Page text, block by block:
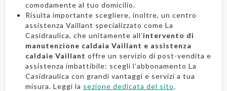
comodamente al tuo domicilio.
Risulta importante scegliere, inoltre, un centro
assistenza Vaillant specializzato come La
Casidraulica, che unitamente all’intervento di
manutenzione caldaia Vaillant e assistenza
caldaie Vaillant offre un servizio di post-vendita e
assistenza imbattibile: scegli l’abbonamento La
Casidraulica con grandi vantaggi e servizi a tua
misura. Leggi la sezione dedicata del sito.